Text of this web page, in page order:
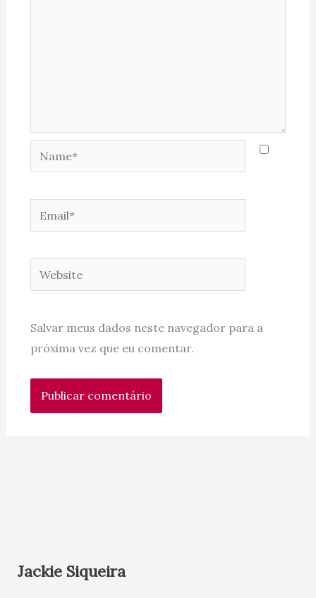
Name*
Email*
Website
Salvar meus dados neste navegador para a
próxima vez que eu comentar.
Jackie Siqueira